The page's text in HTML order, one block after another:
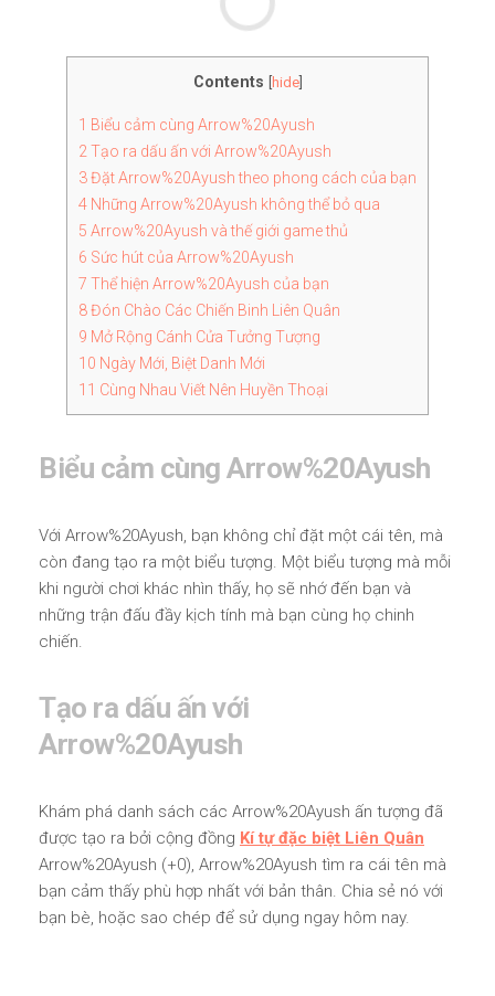
Contents hide]
1 Biểu cảm cùng Arrow%20Ayush
2Tạo ra dấu ấn với Arrow%20Ayush
3Đặt Arrow%20Ayush theo phong cách của bạn
4 Những Arrow%20Ayush không thể bỏ qua
5 Arrow%20Ayush và thế giới game thủ
6 Sức hút của Arrow%20Ayush
7 Thể hiện Arrow%20Ayush của bạn
8Đón Chào Các Chiến Binh Liên Quân
9 Mở Rộng Cánh Cửa Tưởng Tượng
10 Ngày Mới, Biệt Danh Mới
11 Cùng Nhau Viết Nên Huyền Thoại
Biểu cảm cùng Arrow%20Ayush
Với Arrow%20Ayush, bạn không chỉ đặt một cái tên, mà
còn đang tạo ra một biểu tượng. Một biểu tượng mà mỗi
khi người chơi khác nhìn thấy, họ sẽ nhớ đến bạn và
những trận đấu đầy kịch tính mà bạn cùng họ chinh
chiến.
Tạo ra dấu ấn với
Arrow%20Ayush
Khám phá danh sách các Arrow%20Ayush ấn tượng đã
được tạo ra bởi cộng đồng Kí tự đặc biệt Liên Quân
Arrow%20Ayush (+0), Arrow%20Ayush tìm ra cái tên mà
bạn cảm thấy phù hợp nhất với bản thân. Chia sẻ nó với
bạn bè, hoặc sao chép để sử dụng ngay hôm nay.